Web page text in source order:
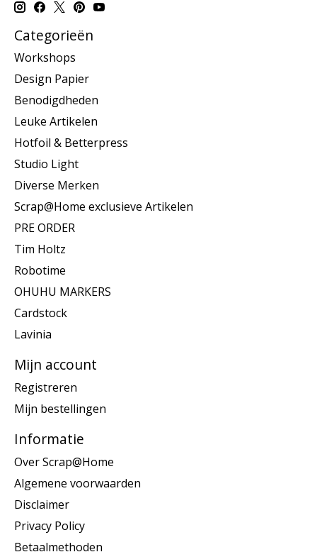
Categorieën
Workshops
Design Papier
Benodigdheden
Leuke Artikelen
Hotfoil & Betterpress
Studio Light
Diverse Merken
Scrap@Home exclusieve Artikelen
PRE ORDER
Tim Holtz
Robotime
OHUHU MARKERS
Cardstock
Lavinia
Mijn account
Registreren
Mijn bestellingen
Informatie
Over Scrap@Home
Algemene voorwaarden
Disclaimer
Privacy Policy
Betaalmethoden